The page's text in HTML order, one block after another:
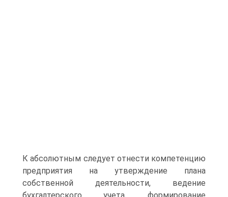
К абсолютным следует отнести компетенцию
предприятия на утверждение плана
собственной деятельности, ведение